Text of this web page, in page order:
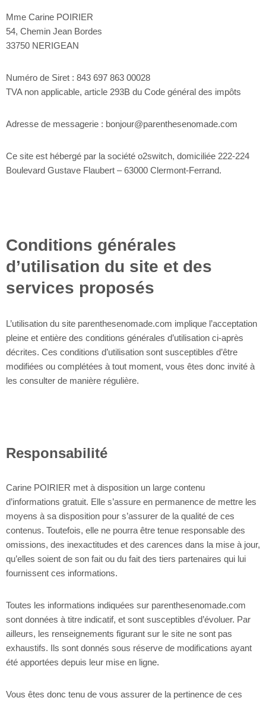
Mme Carine POIRIER
54, Chemin Jean Bordes
33750 NERIGEAN
Numéro de Siret : 843 697 863 00028
TVA non applicable, article 293B du Code général des impôts
Adresse de messagerie : bonjour@parenthesenomade.com
Ce site est hébergé par la société o2switch, domiciliée 222-224
Boulevard Gustave Flaubert – 63000 Clermont-Ferrand.
Conditions générales
d’utilisation du site et des
services proposés
L’utilisation du site parenthesenomade.com implique l’acceptation
pleine et entière des conditions générales d’utilisation ci-après
décrites. Ces conditions d’utilisation sont susceptibles d’être
modifiées ou complétées à tout moment, vous êtes donc invité à
les consulter de manière régulière.
Responsabilité
Carine POIRIER met à disposition un large contenu
d’informations gratuit. Elle s’assure en permanence de mettre les
moyens à sa disposition pour s’assurer de la qualité de ces
contenus. Toutefois, elle ne pourra être tenue responsable des
omissions, des inexactitudes et des carences dans la mise à jour,
qu’elles soient de son fait ou du fait des tiers partenaires qui lui
fournissent ces informations.
Toutes les informations indiquées sur parenthesenomade.com
sont données à titre indicatif, et sont susceptibles d’évoluer. Par
ailleurs, les renseignements figurant sur le site ne sont pas
exhaustifs. Ils sont donnés sous réserve de modifications ayant
été apportées depuis leur mise en ligne.
Vous êtes donc tenu de vous assurer de la pertinence de ces